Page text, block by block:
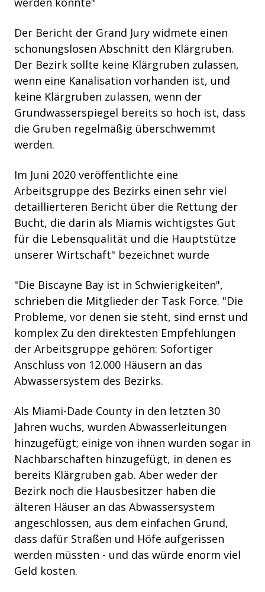
Der Bericht der Grand Jury widmete einen
schonungslosen Abschnitt den Klärgruben.
Der Bezirk sollte keine Klärgruben zulassen,
wenn eine Kanalisation vorhanden ist, und
keine Klärgruben zulassen, wenn der
Grundwasserspiegel bereits so hoch ist, dass
die Gruben regelmäßig überschwemmt
werden.
Im Juni 2020 veröffentlichte eine
Arbeitsgruppe des Bezirks einen sehr viel
detaillierteren Bericht über die Rettung der
Bucht, die darin als Miamis wichtigstes Gut
für die Lebensqualität und die Hauptstütze
unserer Wirtschaft" bezeichnet wurde
"Die Biscayne Bay ist in Schwierigkeiten",
schrieben die Mitglieder der Task Force. "Die
Probleme, vor denen sie steht, sind ernst und
komplex Zu den direktesten Empfehlungen
der Arbeitsgruppe gehören: Sofortiger
Anschluss von 12.000 Häusern an das
Abwassersystem des Bezirks.
Als Miami-Dade County in den letzten 30
Jahren wuchs, wurden Abwasserleitungen
hinzugefügt; einige von ihnen wurden sogar in
Nachbarschaften hinzugefügt, in denen es
bereits Klärgruben gab. Aber weder der
Bezirk noch die Hausbesitzer haben die
älteren Häuser an das Abwassersystem
angeschlossen, aus dem einfachen Grund,
dass dafür Straßen und Höfe aufgerissen
werden müssten - und das würde enorm viel
Geld kosten.